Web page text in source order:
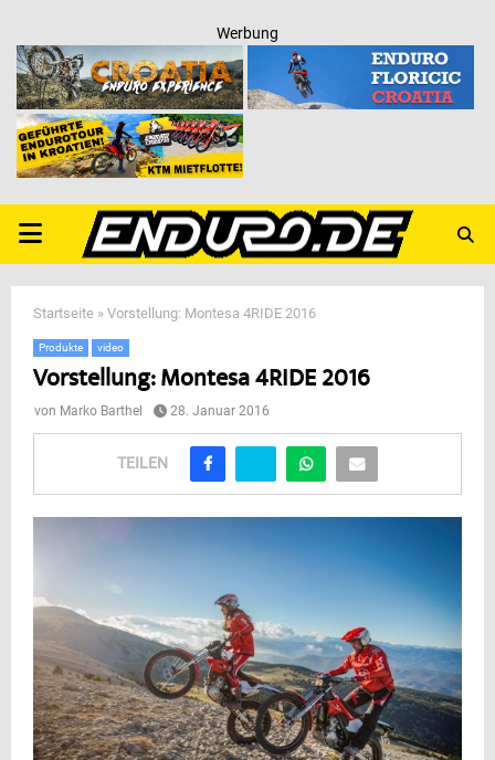
Werbung
PRIMARY
MENU
Startseite » Vorstellung: Montesa 4RIDE 2016
Produkte video
Vorstellung: Montesa 4RIDE 2016
von Marko Barthel 28. Januar 2016
TEILEN